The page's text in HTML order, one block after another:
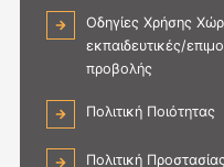
Οδηγίες Χρήσης
εκπαιδευτικές/
προβολής
Πολιτική Ποιότητας
Πολιτική